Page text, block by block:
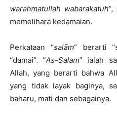
warahmatullah wabarakatuh”,
memelihara kedamaian.
Perkataan “salām” berarti
“damai”. ”As-Salam” ialah
Allah, yang berarti bahwa
yang tidak layak baginya,
baharu, mati dan sebagainya.